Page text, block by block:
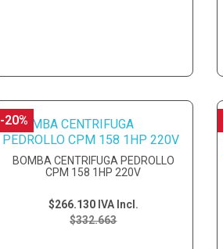
BOMBA CENTRIFUGA PEDROLLO
CPM 158 1HP 220V
$332.663
$266.130 IVA Incl.
-20%